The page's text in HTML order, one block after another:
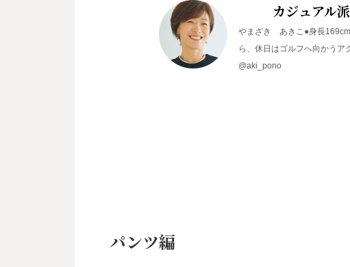
カジュアル
やまざき あきこ●身長
ら、休日はゴルフへ向かうア
@aki_pono
パンツ編